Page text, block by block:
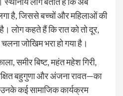
है, जिससे बच्चों और महिलाओं की
लोग कहते हैं कि रात को तो दूर,
जोखिम भरा हो गया है।
समीर बिष्ट, महंत महेश गिरी,
बहुगुणा और अंजना रावत—का
कई सामाजिक कार्यक्रम